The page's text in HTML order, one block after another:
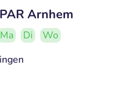
Arnhem
Ma Di
Wo